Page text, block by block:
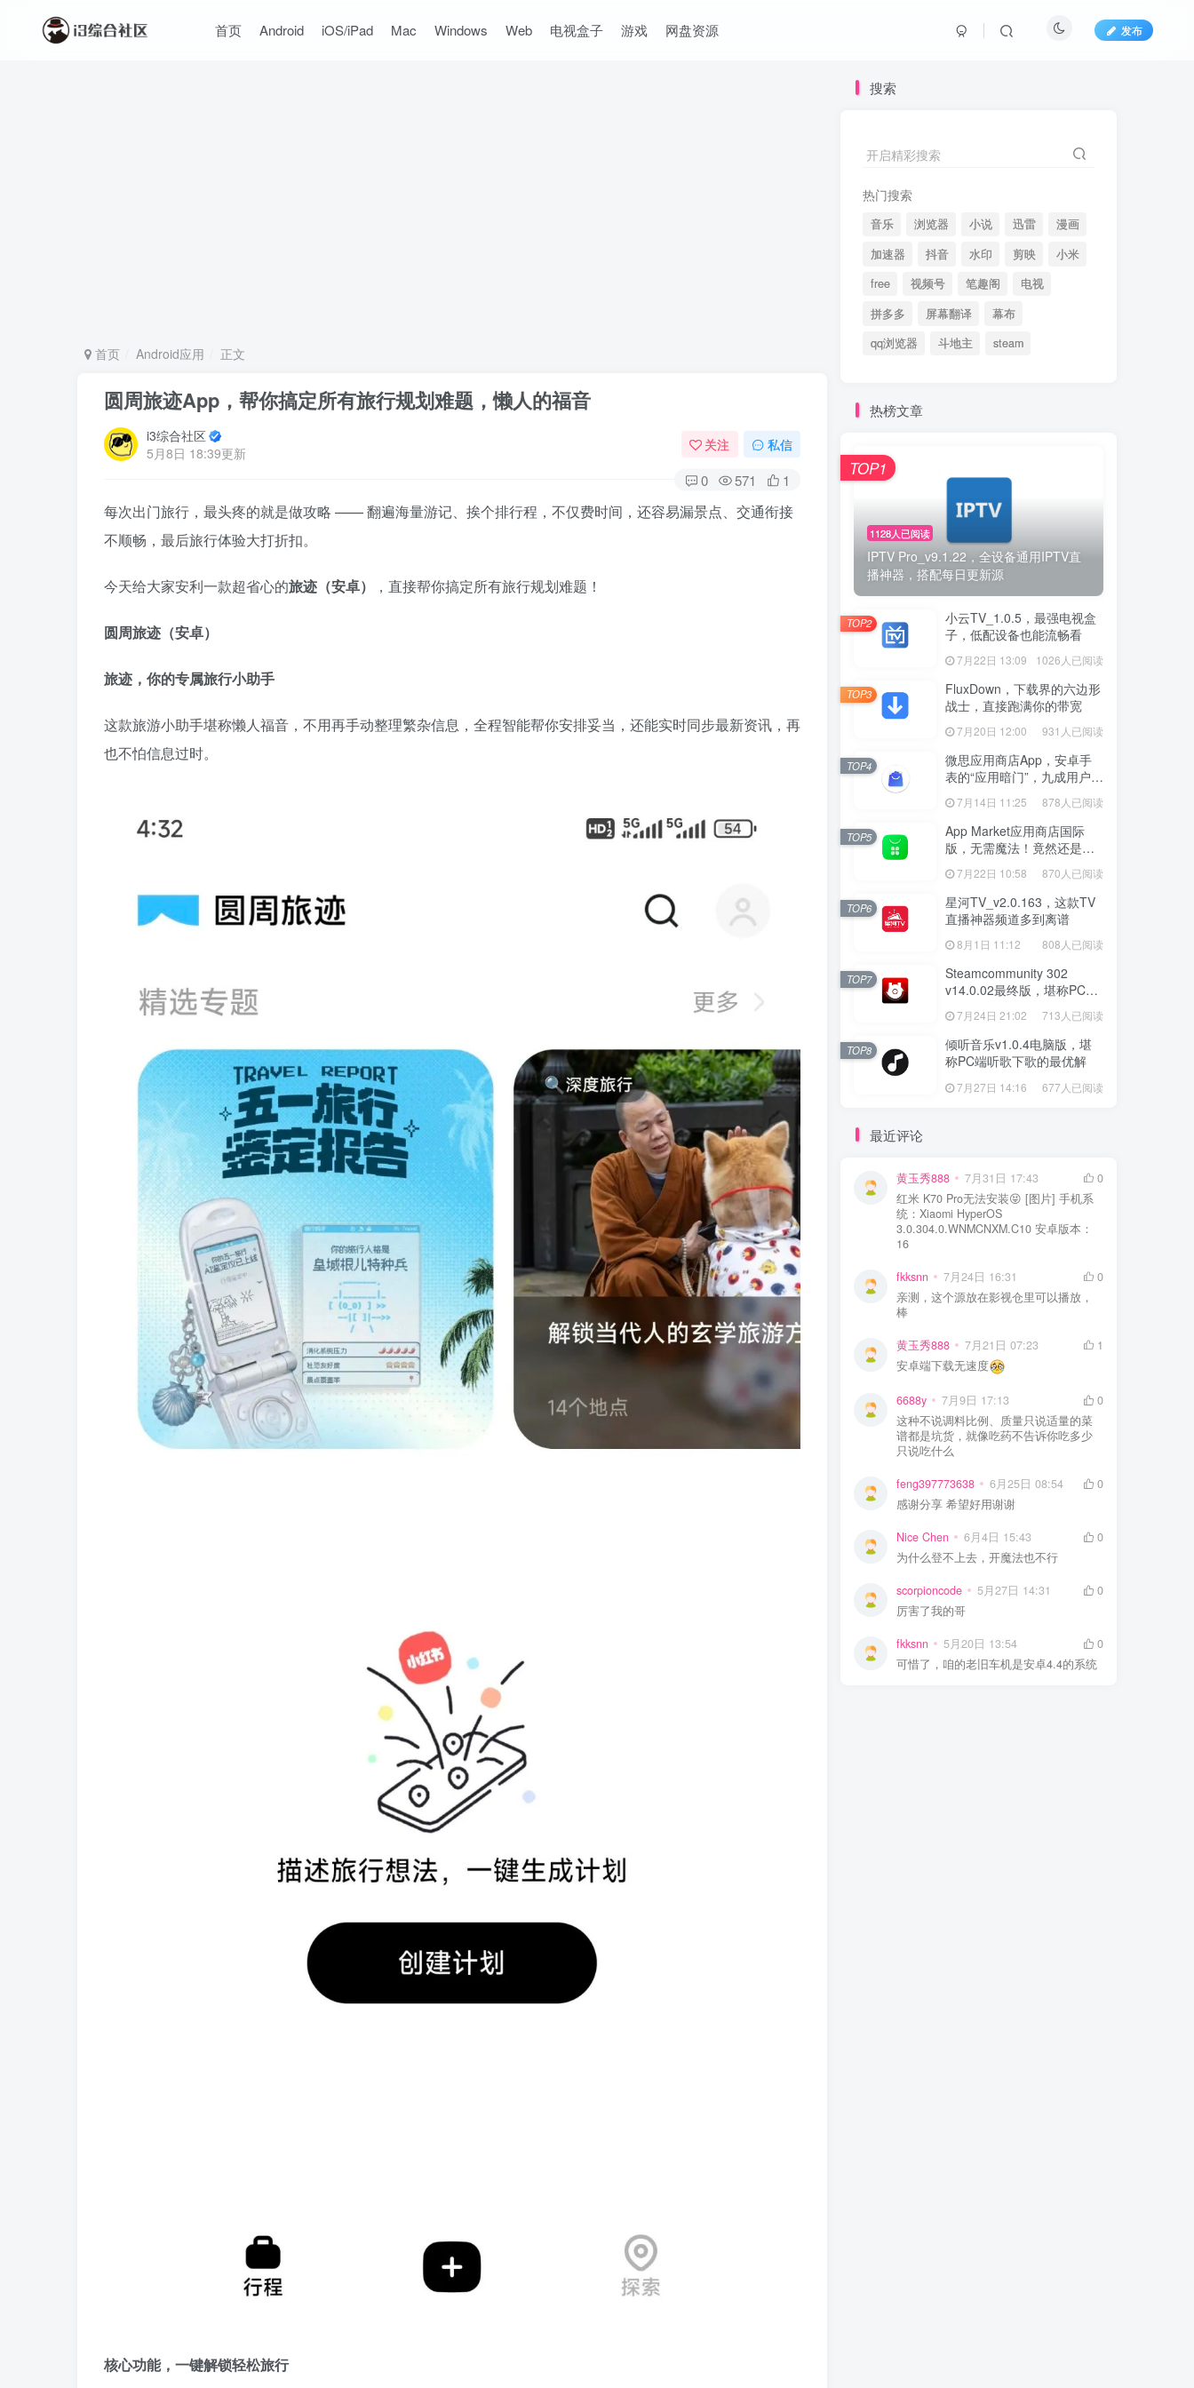
首页 Android iOS/iPad Mac Windows Web 电视盒子 游戏 网盘资源 发布
首页 Android应用 正文
圆周旅迹App，帮你搞定所有旅行规划难题，懒人的福音
i3综合社区
5月8日 18:39更新
关注 私信
0 571 1
每次出门旅行，最头疼的就是做攻略 —— 翻遍海量游记、挨个排行程，不仅费时间，还容易漏景点、交通衔接
不顺畅，最后旅行体验大打折扣。
今天给大家安利一款超省心的旅迹（安卓） ，直接帮你搞定所有旅行规划难题！
圆周旅迹（安卓）
旅迹，你的专属旅行小助手
这款旅游小助手堪称懒人福音，不用再手动整理繁杂信息，全程智能帮你安排妥当，还能实时同步最新资讯，再
也不怕信息过时。
核心功能，一键解锁轻松旅行
搜索
开启精彩搜索
热门搜索
音乐 浏览器 小说 迅雷
漫画
加速器
抖音 水印 剪映
小米
free
视频号 笔趣阁
电视
拼多多
屏幕翻译
幕布
qq浏览器
斗地主 steam
热榜文章
1128人已阅读
IPTV Pro_v9.1.22，全设备通用IPTV直
播神器，搭配每日更新源
TOP1
小云TV_1.0.5，最强电视盒
子，低配设备也能流畅看
7月22日 13:09 1026人已阅读
TOP2
FluxDown，下载界的六边形
战士，直接跑满你的带宽
7月20日 12:00 931人已阅读
TOP3
微思应用商店App，安卓手
表的“应用暗门”，九成用户还
没发现
7月14日 11:25 878人已阅读
TOP4
App Market应用商店国际
版，无需魔法！竟然还是大
厂出品？
7月22日 10:58 870人已阅读
TOP5
星河TV_v2.0.163，这款TV
直播神器频道多到离谱
8月1日 11:12 808人已阅读
TOP6
Steamcommunity 302
v14.0.02最终版，堪称PC玩
家必备的网络工具箱
7月24日 21:02 713人已阅读
TOP7
倾听音乐v1.0.4电脑版，堪
称PC端听歌下歌的最优解
7月27日 14:16 677人已阅读
TOP8
最近评论
黄玉秀888 7月31日 17:43
0
红米 K70 Pro无法安装😝 [图片] 手机系
统：Xiaomi HyperOS
3.0.304.0.WNMCNXM.C10 安卓版本：
16
fkksnn 7月24日 16:31
0
亲测，这个源放在影视仓里可以播放，
棒
黄玉秀888 7月21日 07:23
1
安卓端下载无速度
6688y 7月9日 17:13
0
这种不说调料比例、质量只说适量的菜
谱都是坑货，就像吃药不告诉你吃多少
只说吃什么
feng397773638 6月25日 08:54
0
感谢分享 希望好用谢谢
Nice Chen 6月4日 15:43
0
为什么登不上去，开魔法也不行
scorpioncode 5月27日 14:31
0
厉害了我的哥
fkksnn 5月20日 13:54
0
可惜了，咱的老旧车机是安卓4.4的系统